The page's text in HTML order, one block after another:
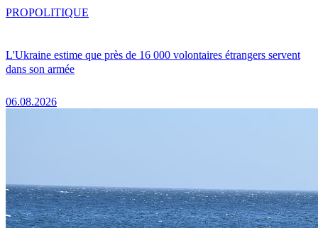
L'Ukraine estime que près de 16 000 volontaires étrangers servent
dans son armée
06.08.2026
PROPOLITIQUE